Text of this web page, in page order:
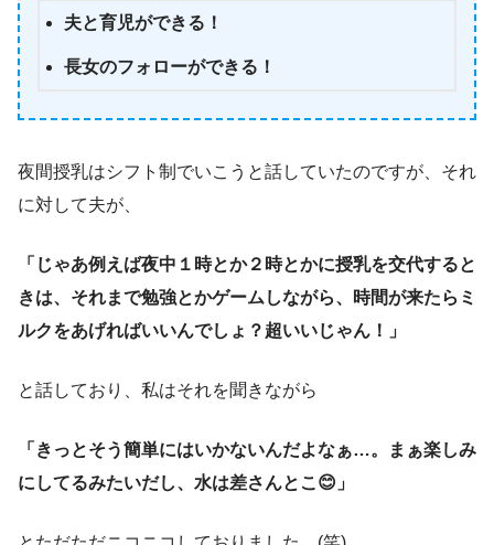
夫と育児ができる！
長女のフォローができる！
夜間授乳はシフト制でいこうと話していたのですが、それ
に対して夫が、
「じゃあ例えば夜中１時とか２時とかに授乳を交代すると
きは、それまで勉強とかゲームしながら、時間が来たらミ
ルクをあげればいいんでしょ？超いいじゃん！」
と話しており、私はそれを聞きながら
「きっとそう簡単にはいかないんだよなぁ…。まぁ楽しみ
にしてるみたいだし、水は差さんとこ😊」